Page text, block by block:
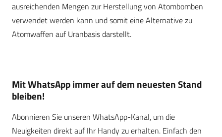
ausreichenden Mengen zur Herstellung von Atombomben
verwendet werden kann und somit eine Alternative zu
Atomwaffen auf Uranbasis darstellt.
Mit WhatsApp immer auf dem neuesten Stand
bleiben!
Abonnieren Sie unseren WhatsApp-Kanal, um die
Neuigkeiten direkt auf Ihr Handy zu erhalten. Einfach den